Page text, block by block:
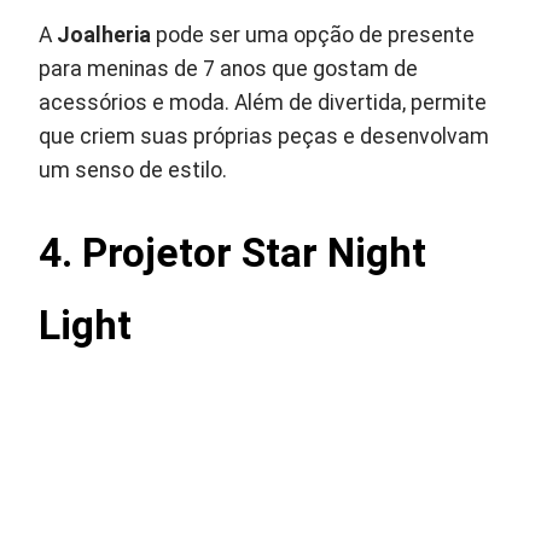
A Joalheria pode ser uma opção de presente
para meninas de 7 anos que gostam de
acessórios e moda. Além de divertida, permite
que criem suas próprias peças e desenvolvam
um senso de estilo.
4. Projetor Star Night
Light